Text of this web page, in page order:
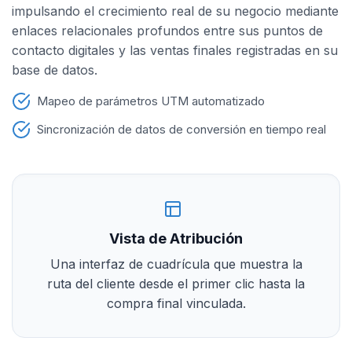
impulsando el crecimiento real de su negocio mediante
enlaces relacionales profundos entre sus puntos de
contacto digitales y las ventas finales registradas en su
base de datos.
Mapeo de parámetros UTM automatizado
Sincronización de datos de conversión en tiempo real
Vista de Atribución
Una interfaz de cuadrícula que muestra la
ruta del cliente desde el primer clic hasta la
compra final vinculada.